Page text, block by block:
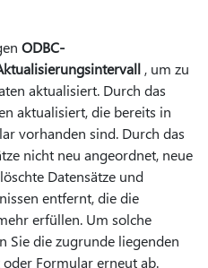
ODBC-
, um zu
aktualisiert. Durch das
aktualisiert, die bereits in
vorhanden sind. Durch das
nicht neu angeordnet, neue
Datensätze und
entfernt, die die
erfüllen. Um solche
Sie die zugrunde liegenden
Formular erneut ab.